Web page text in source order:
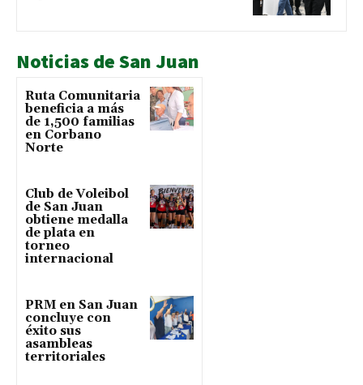
Noticias de San Juan
Ruta Comunitaria
beneficia a más
de 1,500 familias
en Corbano
Norte
Club de Voleibol
de San Juan
obtiene medalla
de plata en
torneo
internacional
PRM en San Juan
concluye con
éxito sus
asambleas
territoriales